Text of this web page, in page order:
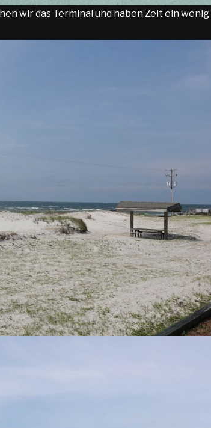
wir das Terminal und haben Zeit ein wenig